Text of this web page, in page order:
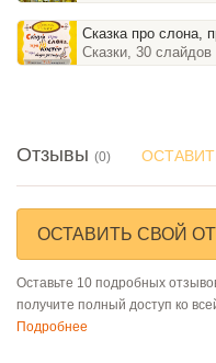
Сказка про слона,
Сказки, 30 слайдов
Отзывы (0)
ОСТАВИТЬ СВОЙ
Оставьте 10 подробных
получите полный доступ ко
Подробнее